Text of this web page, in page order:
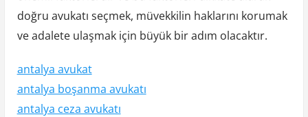
doğru avukatı seçmek, müvekkilin haklarını korumak
ve adalete ulaşmak için büyük bir adım olacaktır.
antalya avukat
antalya boşanma avukatı
antalya ceza avukatı